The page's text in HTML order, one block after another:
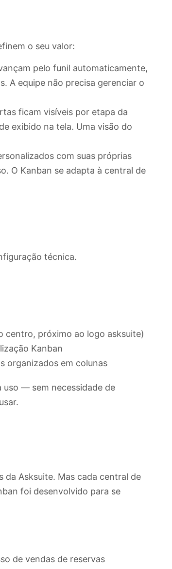
o seu valor:
pelo funil automaticamente,
A equipe não precisa gerenciar o
ficam visíveis por etapa da
exibido na tela. Uma visão do
com suas próprias
O Kanban se adapta à central de
técnica.
centro, próximo ao logo asksuite)
Kanban
organizados em colunas
uso — sem necessidade de
da Asksuite. Mas cada central de
foi desenvolvido para se
de vendas de reservas